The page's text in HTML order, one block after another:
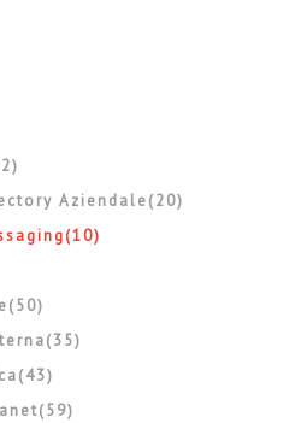
Aziendale(20)